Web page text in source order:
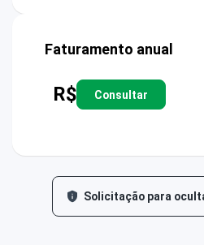
Faturamento anual
R$ Consultar
Solicitação para